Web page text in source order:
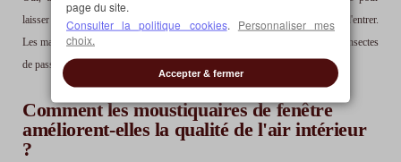
laisser circuler l'air tout en empêchant les insectes comme les moustiques d'entrer.
Les mailles de la moustiquaire sont suffisamment petites pour empêcher ces insectes
de passer, mais suffisamment grandes pour laisser l'air passer.
Comment les moustiquaires de fenêtre
améliorent-elles la qualité de l'air intérieur
?
page du site.
Consulter la politique cookies. Personnaliser mes
choix.
Accepter & fermer